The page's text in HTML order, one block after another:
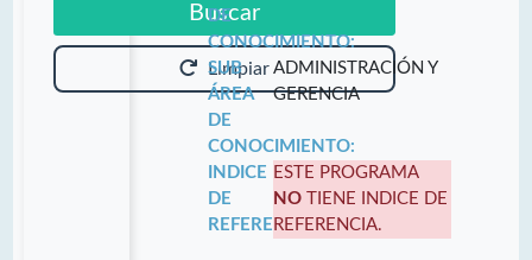
Buscar
Limpiar
DE
CONOCIMIENTO:
SUB
ÁREA
DE
CONOCIMIENTO:
ADMINISTRACIÓN Y
GERENCIA
INDICE
DE
REFERENCIA:
ESTE PROGRAMA
NO TIENE INDICE DE
REFERENCIA.